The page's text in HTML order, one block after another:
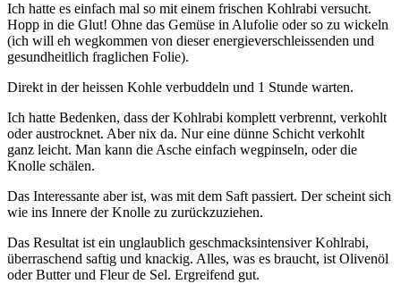
Ich hatte es einfach mal so mit einem frischen Kohlrabi versucht.
Hopp in die Glut! Ohne das Gemüse in Alufolie oder so zu wickeln
(ich will eh wegkommen von dieser energieverschleissenden und
gesundheitlich fraglichen Folie).
Direkt in der heissen Kohle verbuddeln und 1 Stunde warten.
Ich hatte Bedenken, dass der Kohlrabi komplett verbrennt, verkohlt
oder austrocknet. Aber nix da. Nur eine dünne Schicht verkohlt
ganz leicht. Man kann die Asche einfach wegpinseln, oder die
Knolle schälen.
Das Interessante aber ist, was mit dem Saft passiert. Der scheint sich
wie ins Innere der Knolle zu zurückzuziehen.
Das Resultat ist ein unglaublich geschmacksintensiver Kohlrabi,
überraschend saftig und knackig. Alles, was es braucht, ist Olivenöl
oder Butter und Fleur de Sel. Ergreifend gut.